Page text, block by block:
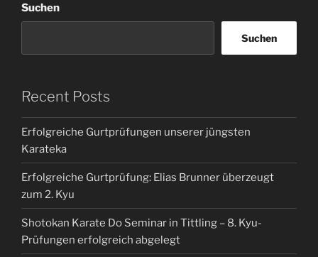
Suchen
Suchen
Recent Posts
Erfolgreiche Gurtprüfungen unserer jüngsten
Karateka
Erfolgreiche Gurtprüfung: Elias Brunner überzeugt
zum 2. Kyu
Shotokan Karate Do Seminar in Tittling – 8. Kyu-
Prüfungen erfolgreich abgelegt